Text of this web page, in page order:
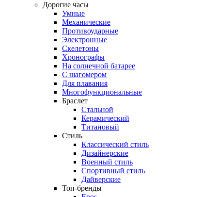
Дорогие часы
Умные
Механические
Противоударные
Электронные
Скелетоны
Хронографы
На солнечной батарее
С шагомером
Для плавания
Многофункциональные
Браслет
Стальной
Керамический
Титановый
Стиль
Классический стиль
Дизайнерские
Военный стиль
Спортивный стиль
Дайверские
Топ-бренды